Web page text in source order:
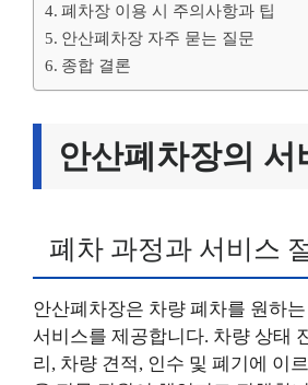
폐차장 이용 시 주의사항과 팁
안산폐차장 자주 묻는 질문
종합 결론
안산폐차장의 서
폐차 과정과 서비스
안산폐차장은 차량 폐차를 원하
서비스를 제공합니다. 차량 상태
리, 차량 견적, 인수 및 폐기에 이